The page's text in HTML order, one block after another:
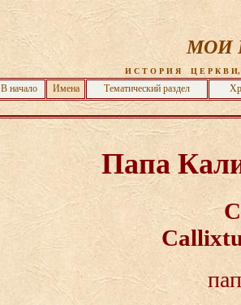
МОИ
И С Т О Р И Я    Ц Е Р К В
В начало Имена Тематический раздел
Папа